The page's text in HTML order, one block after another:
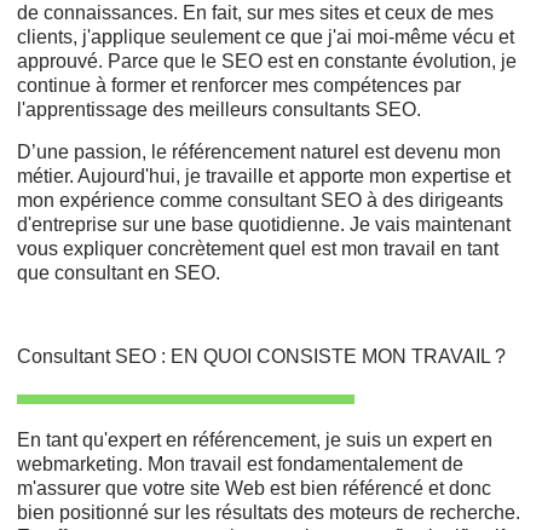
de connaissances. En fait, sur mes sites et ceux de mes
clients, j'applique seulement ce que j'ai moi-même vécu et
approuvé. Parce que le SEO est en constante évolution, je
continue à former et renforcer mes compétences par
l'apprentissage des meilleurs consultants SEO.
D’une passion, le référencement naturel est devenu mon
métier. Aujourd'hui, je travaille et apporte mon expertise et
mon expérience comme consultant SEO à des dirigeants
d'entreprise sur une base quotidienne. Je vais maintenant
vous expliquer concrètement quel est mon travail en tant
que consultant en SEO.
Consultant SEO : EN QUOI CONSISTE MON TRAVAIL ?
En tant qu'expert en référencement, je suis un expert en
webmarketing. Mon travail est fondamentalement de
m'assurer que votre site Web est bien référencé et donc
bien positionné sur les résultats des moteurs de recherche.